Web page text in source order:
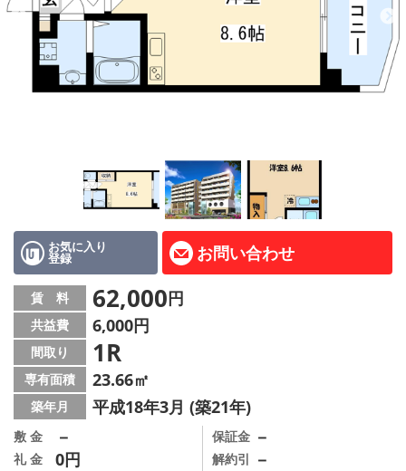
BLOG
RECRUIT
店舗情報·アクセス
会社概要
メールでお問い合わせ
お気に入り
登録 お問い合わせ
賃 料 62,000円
共益費 6,000円
間取り 1R
専有面積 23.66㎡
築年月 平成18年3月 (築21年)
敷 金 －
礼 金 0円
保証金 －
解約引 －